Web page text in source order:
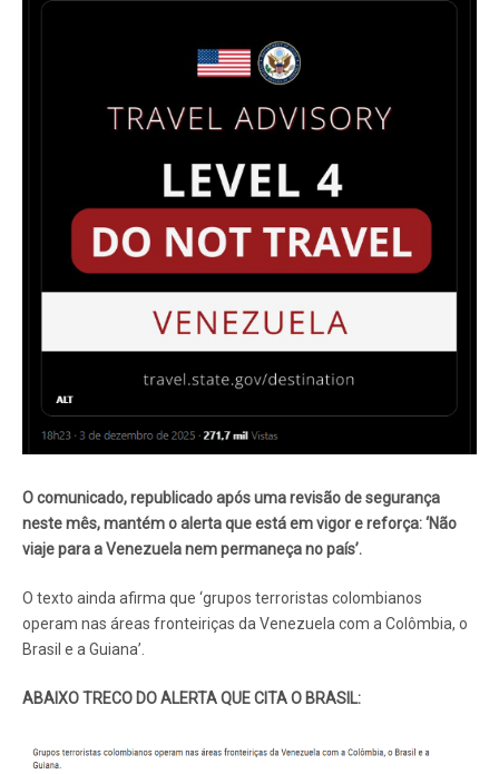
O comunicado, republicado após uma revisão de segurança
neste mês, mantém o alerta que está em vigor e reforça: ‘Não
viaje para a Venezuela nem permaneça no país’.
O texto ainda afirma que ‘grupos terroristas colombianos
operam nas áreas fronteiriças da Venezuela com a Colômbia, o
Brasil e a Guiana’.
ABAIXO TRECO DO ALERTA QUE CITA O BRASIL: